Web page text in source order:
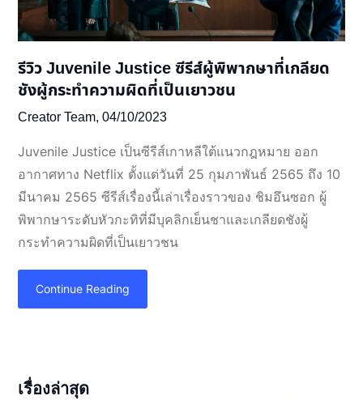
รีวิว Juvenile Justice ซีรีส์ผู้พิพากษาที่เกลียด
ชังผู้กระทำความผิดที่เป็นเยาวชน
Creator Team,04/10/2023
Juvenile Justice เป็นซีรีส์เกาหลีใต้แนวกฎหมาย ออก
อากาศทาง Netflix ตั้งแต่วันที่ 25 กุมภาพันธ์ 2565 ถึง 10
มีนาคม 2565 ซีรีส์เรื่องนี้เล่าเรื่องราวของ ชิมอึนซอก ผู้
พิพากษาระดับหัวกะทิที่มีบุคลิกเย็นชาและเกลียดชังผู้
กระทำความผิดที่เป็นเยาวชน
Continue Reading
เรื่องล่าสุด